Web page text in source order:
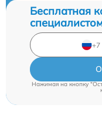
Бесплатная
Нажимая на кнопку